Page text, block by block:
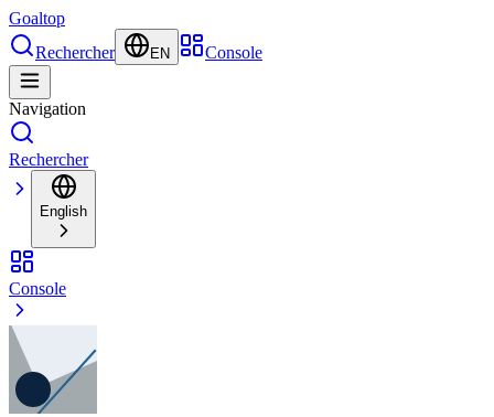
Goaltop
Rechercher
EN Console
Navigation
Rechercher
English
Console